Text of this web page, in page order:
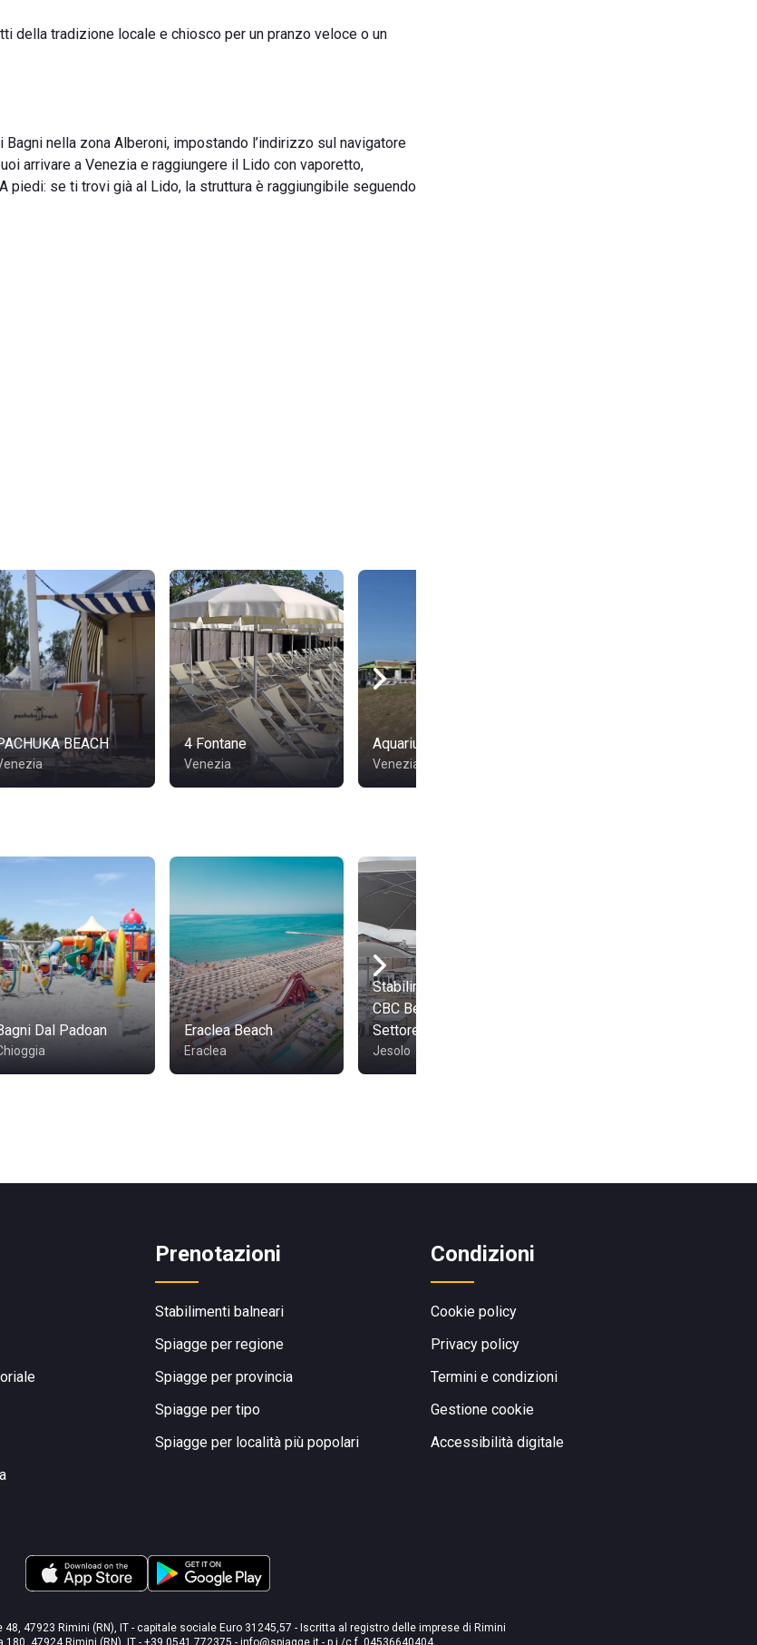
della tradizione locale e chiosco per un pranzo veloce o un
nella zona Alberoni, impostando l’indirizzo sul navigatore
arrivare a Venezia e raggiungere il Lido con vaporetto,
piedi: se ti trovi già al Lido, la struttura è raggiungibile seguendo
BEACH 4 Fontane
Venezia
Aquarius Beach
Venezia
Dal Padoan Eraclea Beach
Eraclea
Stabilimento Balneare
CBC Beach Club -
Settore B
Jesolo
Prenotazioni
Stabilimenti balneari
Spiagge per regione
Spiagge per provincia
Spiagge per tipo
Spiagge per località più popolari
Condizioni
Cookie policy
Privacy policy
Termini e condizioni
Gestione cookie
Accessibilità digitale
48, 47923 Rimini (RN), IT - capitale sociale Euro 31245,57 - Iscritta al registro delle imprese di Rimini
180, 47924 Rimini (RN), IT - +39 0541 772375 - info@spiagge.it - p.i./c.f. 04536640404